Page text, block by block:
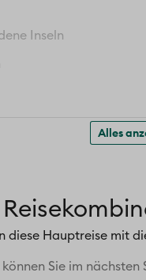
Inseln
Degustation
Alles
diese Hauptreise mit
Sie im nächsten